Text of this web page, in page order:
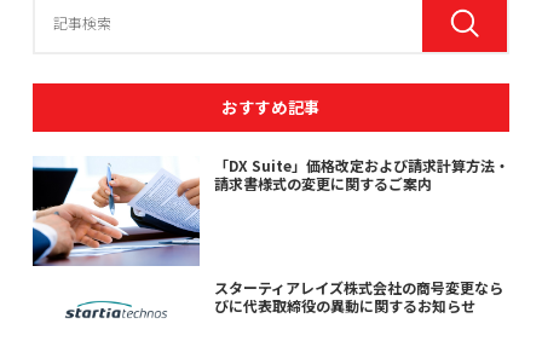
おすすめ記事
「DX Suite」価格改定および請求計算方法・
請求書様式の変更に関するご案内
スターティアレイズ株式会社の商号変更なら
びに代表取締役の異動に関するお知らせ